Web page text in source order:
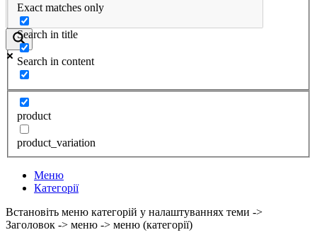
Exact matches only
Search in title
Search in content
product
product_variation
Меню
Категорії
Встановіть меню категорій у налаштуваннях теми ->
Заголовок -> меню -> меню (категорії)